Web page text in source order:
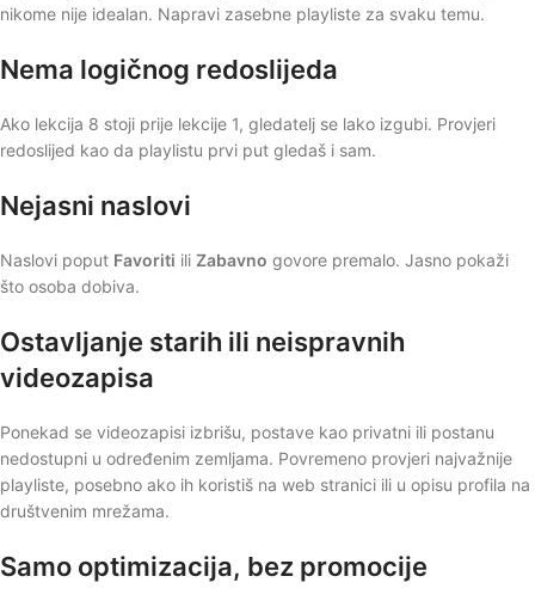
nikome nije idealan. Napravi zasebne playliste za svaku temu.
Nema logičnog redoslijeda
Ako lekcija 8 stoji prije lekcije 1, gledatelj se lako izgubi. Provjeri
redoslijed kao da playlistu prvi put gledaš i sam.
Nejasni naslovi
Naslovi poput Favoriti ili Zabavno govore premalo. Jasno pokaži
što osoba dobiva.
Ostavljanje starih ili neispravnih
videozapisa
Ponekad se videozapisi izbrišu, postave kao privatni ili postanu
nedostupni u određenim zemljama. Povremeno provjeri najvažnije
playliste, posebno ako ih koristiš na web stranici ili u opisu profila na
društvenim mrežama.
Samo optimizacija, bez promocije